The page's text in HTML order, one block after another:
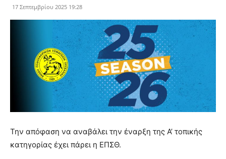
17 Σεπτεμβρίου 2025 19:28
Την απόφαση να αναβάλει την έναρξη της Α’ τοπικής
κατηγορίας έχει πάρει η ΕΠΣΘ.